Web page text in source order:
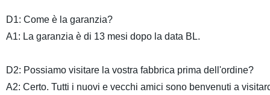
D1: Come è la garanzia?
A1: La garanzia è di 13 mesi dopo la data BL.
D2: Possiamo visitare la vostra fabbrica prima dell'ordine?
A2: Certo. Tutti i nuovi e vecchi amici sono benvenuti a